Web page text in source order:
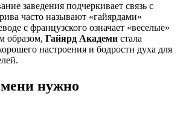
заведения подчеркивает связь с
часто называют «гайярдами»
с французского означает «веселые»
образом, Гайярд Академи стала
настроения и бодрости духа для
нужно